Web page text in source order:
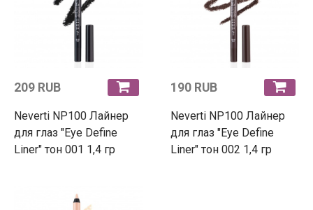
209 RUB
Neverti NP100 Лайнер
для глаз "Eye Define
Liner" тон 001 1,4 гр
190 RUB
Neverti NP100 Лайнер
для глаз "Eye Define
Liner" тон 002 1,4 гр